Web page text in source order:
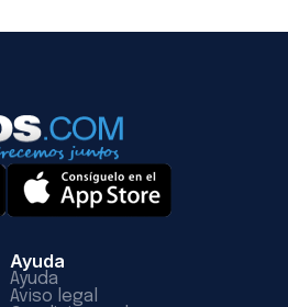
Ayuda
Ayuda
Aviso legal